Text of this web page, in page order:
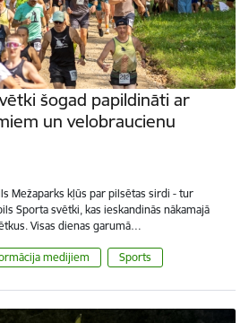
šogad papildināti ar
un velobraucienu
Mežaparks kļūs par pilsētas sirdi - tur
Sporta svētki, kas ieskandinās nākamajā
Visas dienas garumā…
medijiem Sports